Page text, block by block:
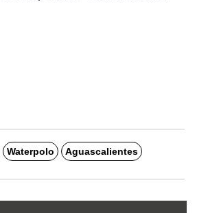
Waterpolo Aguascalientes